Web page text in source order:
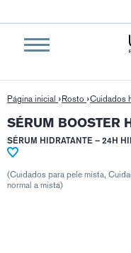
Página inicial Rosto Cuidados
SÉRUM BOOSTER
SÉRUM HIDRATANTE – 24H
(Cuidados para pele mista,
normal a mista)